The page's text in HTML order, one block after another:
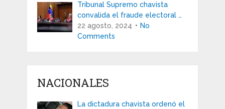
Tribunal Supremo chavista
convalida el fraude electoral …
22 agosto, 2024
No
Comments
NACIONALES
La dictadura chavista ordenó el